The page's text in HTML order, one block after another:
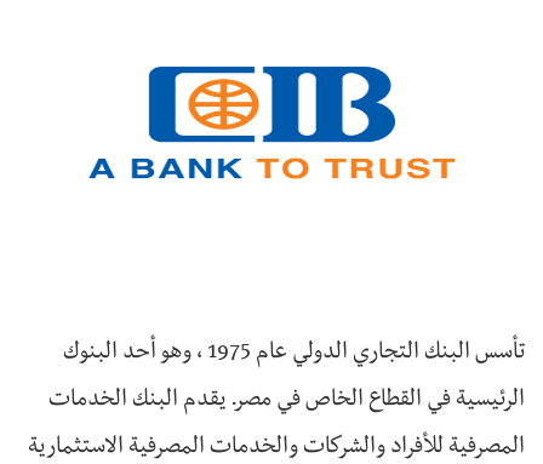
تأسس البنك التجاري الدولي عام 1975 ، وهو أحد البنوك
الرئيسية في القطاع الخاص في مصر. يقدم البنك الخدمات
المصرفية للأفراد والشركات والخدمات المصرفية الاستثمارية